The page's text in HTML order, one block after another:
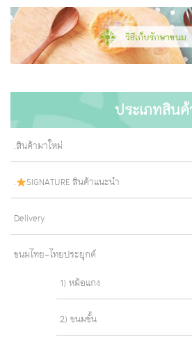
ประเภทสิน
.สินค้ามาใหม่
. SIGNATURE สินค้าแนะนำ
Delivery
ขนมไทย-ไทยประยุกต์
1) หม้อแกง
2) ขนมชั้น